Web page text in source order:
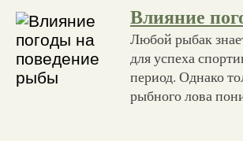
Влияние
Любой рыбак
для успеха
период. Однако
рыбного лова